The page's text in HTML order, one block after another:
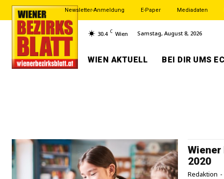
Newsletter-Anmeldung E-Paper Mediadaten
30.4 C Wien Samstag, August 8, 2026
WIEN AKTUELL BEI DIR UMS
2020
Redaktion -